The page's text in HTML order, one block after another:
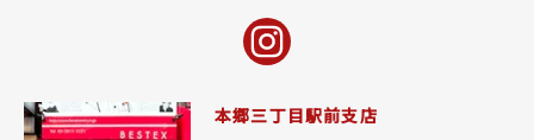
本郷三丁目駅前支店